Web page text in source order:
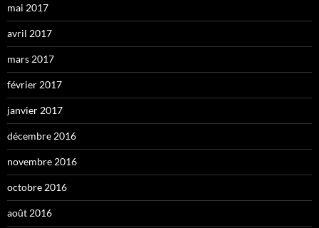
mai 2017
avril 2017
mars 2017
février 2017
janvier 2017
décembre 2016
novembre 2016
octobre 2016
août 2016